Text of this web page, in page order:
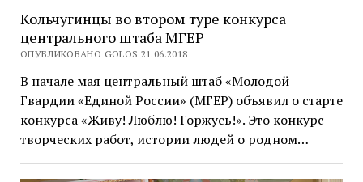
Кольчугинцы во втором туре конкурса
центрального штаба МГЕР
ОПУБЛИКОВАНО GOLOS 21.06.2018
В начале мая центральный штаб «Молодой
Гвардии «Единой России» (МГЕР) объявил о старте
конкурса «Живу! Люблю! Горжусь!». Это конкурс
творческих работ, истории людей о родном…